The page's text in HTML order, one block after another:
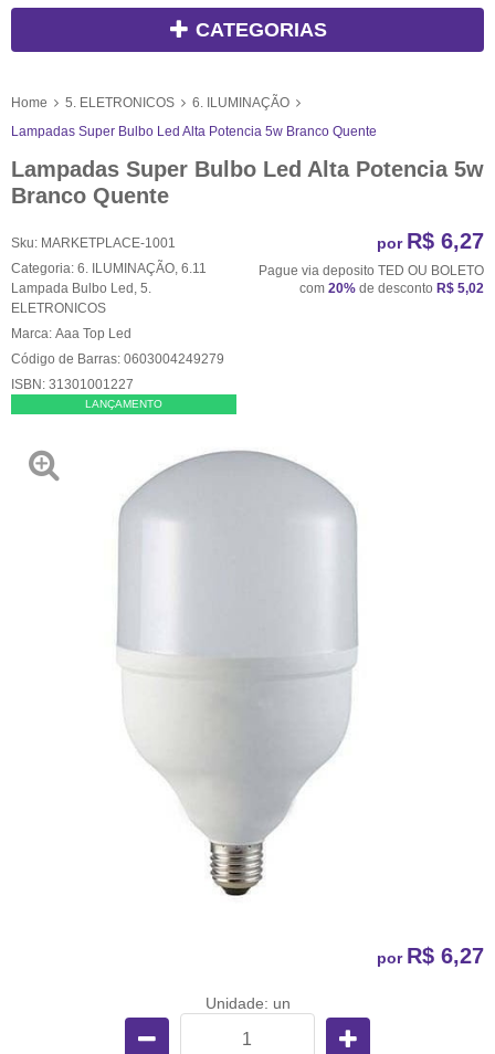
CATEGORIAS
Home 5. ELETRONICOS
6. ILUMINAÇÃO
Lampadas Super Bulbo Led Alta Potencia 5w Branco Quente
Lampadas Super Bulbo Led Alta Potencia 5w
Branco Quente
Sku: MARKETPLACE-1001
Categoria: 6. ILUMINAÇÃO 6.11
Lampada Bulbo Led 5.
ELETRONICOS
Marca: Aaa Top Led
Código de Barras: 0603004249279
ISBN: 31301001227
LANÇAMENTO
por R$ 6,27
Pague via deposito TED OU BOLETO
com 20% de desconto R$ 5,02
por R$ 6,27
Unidade: un